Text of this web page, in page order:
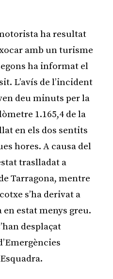
ha resultat
amb un turisme
ha informat el
L’avís de l’incident
deu minuts per la
1.165,4 de la
en els dos sentits
hores. A causa del
traslladat a
Tarragona, mentre
s’ha derivat a
en estat menys greu.
desplaçat